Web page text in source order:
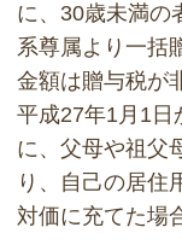
に、30歳未満の
系尊属より一括
金額は贈与税が
平成27年1月1日
に、父母や祖父
り、自己の居住
対価に充てた場